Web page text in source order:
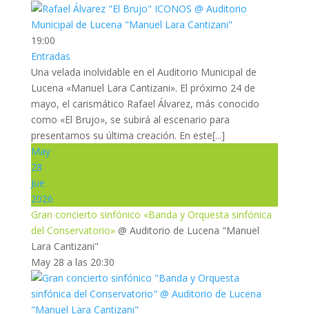
19:00
Entradas
Una velada inolvidable en el Auditorio Municipal de
Lucena «Manuel Lara Cantizani». El próximo 24 de
mayo, el carismático Rafael Álvarez, más conocido
como «El Brujo», se subirá al escenario para
presentarnos su última creación. En este[...]
May
28
Jue
2026
Gran concierto sinfónico «Banda y Orquesta sinfónica
del Conservatorio» @ Auditorio de Lucena "Manuel
Lara Cantizani"
May 28 a las 20:30